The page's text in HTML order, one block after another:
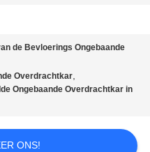
de Bevloerings Ongebaande
Overdrachtkar,
Ongebaande Overdrachtkar in
ONS!